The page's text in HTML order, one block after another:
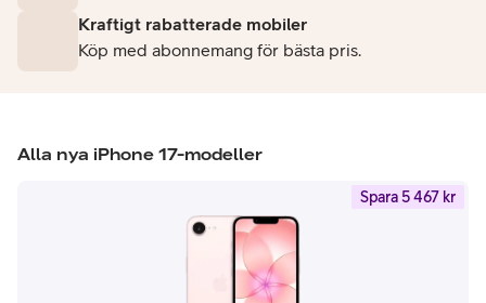
Kraftigt rabatterade mobiler
Köp med abonnemang för bästa pris.
Alla nya iPhone 17-modeller
Spara 5 467 kr